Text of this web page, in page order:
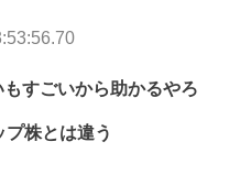
すごいから助かるやろ
株とは違う